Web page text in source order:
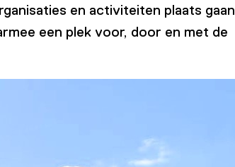
en activiteiten plaats gaan
een plek voor, door en met de